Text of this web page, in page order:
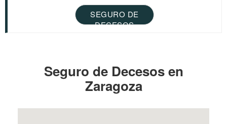
SEGURO DE
DECESOS
Seguro de Decesos en
Zaragoza